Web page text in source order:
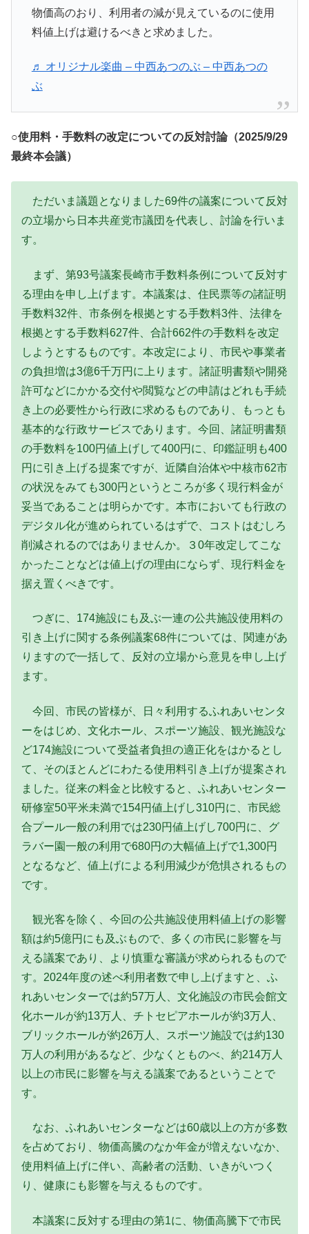
物価高のおり、利用者の減が見えているのに使用
料値上げは避けるべきと求めました。
♬ オリジナル楽曲 – 中西あつのぶ – 中西あつの
ぶ
○使用料・手数料の改定についての反対討論（2025/9/29
最終本会議）
ただいま議題となりました69件の議案について反対
の立場から日本共産党市議団を代表し、討論を行いま
す。
まず、第93号議案長崎市手数料条例について反対す
る理由を申し上げます。本議案は、住民票等の諸証明
手数料32件、市条例を根拠とする手数料3件、法律を
根拠とする手数料627件、合計662件の手数料を改定
しようとするものです。本改定により、市民や事業者
の負担増は3億6千万円に上ります。諸証明書類や開発
許可などにかかる交付や閲覧などの申請はどれも手続
き上の必要性から行政に求めるものであり、もっとも
基本的な行政サービスであります。今回、諸証明書類
の手数料を100円値上げして400円に、印鑑証明も400
円に引き上げる提案ですが、近隣自治体や中核市62市
の状況をみても300円というところが多く現行料金が
妥当であることは明らかです。本市においても行政の
デジタル化が進められているはずで、コストはむしろ
削減されるのではありませんか。３0年改定してこな
かったことなどは値上げの理由にならず、現行料金を
据え置くべきです。
つぎに、174施設にも及ぶ一連の公共施設使用料の
引き上げに関する条例議案68件については、関連があ
りますので一括して、反対の立場から意見を申し上げ
ます。
今回、市民の皆様が、日々利用するふれあいセンタ
ーをはじめ、文化ホール、スポーツ施設、観光施設な
ど174施設について受益者負担の適正化をはかるとし
て、そのほとんどにわたる使用料引き上げが提案され
ました。従来の料金と比較すると、ふれあいセンター
研修室50平米未満で154円値上げし310円に、市民総
合プール一般の利用では230円値上げし700円に、グ
ラバー園一般の利用で680円の大幅値上げで1,300円
となるなど、値上げによる利用減少が危惧されるもの
です。
観光客を除く、今回の公共施設使用料値上げの影響
額は約5億円にも及ぶもので、多くの市民に影響を与
える議案であり、より慎重な審議が求められるもので
す。2024年度の述べ利用者数で申し上げますと、ふ
れあいセンターでは約57万人、文化施設の市民会館文
化ホールが約13万人、チトセピアホールが約3万人、
ブリックホールが約26万人、スポーツ施設では約130
万人の利用があるなど、少なくとものべ、約214万人
以上の市民に影響を与える議案であるということで
す。
なお、ふれあいセンターなどは60歳以上の方が多数
を占めており、物価高騰のなか年金が増えないなか、
使用料値上げに伴い、高齢者の活動、いきがいつく
り、健康にも影響を与えるものです。
本議案に反対する理由の第1に、物価高騰下で市民